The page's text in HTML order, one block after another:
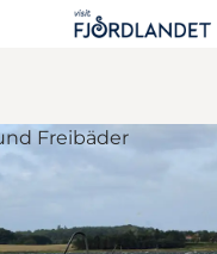
Freibäder